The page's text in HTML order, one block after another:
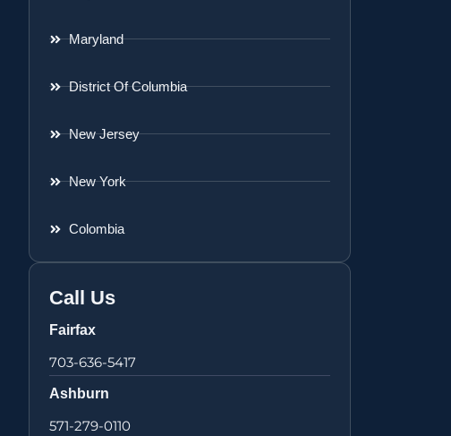
Maryland
District Of Columbia
New Jersey
New York
Colombia
Call Us
Fairfax
703-636-5417
Ashburn
571-279-0110